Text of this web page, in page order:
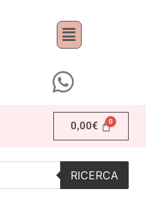
0,00€
RICERCA